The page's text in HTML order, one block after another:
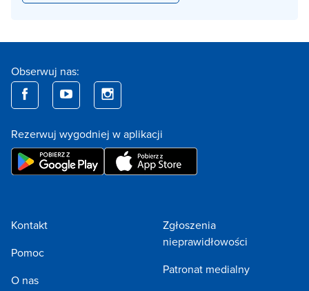
Obserwuj nas:
Rezerwuj wygodniej w aplikacji
Kontakt
Pomoc
O nas
Zgłoszenia
nieprawidłowości
Patronat medialny